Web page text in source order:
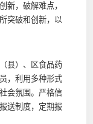
新，破解难点，
突破和创新，以
县）、区食品药
，利用多种形式
会氛围。严格信
送制度，定期报